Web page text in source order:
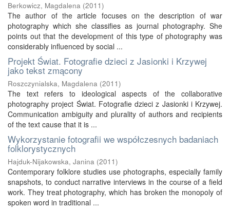
Berkowicz, Magdalena (2011)
The author of the article focuses on the description of war
photography which she classifies as journal photography. She
points out that the development of this type of photography was
considerably influenced by social ...
Projekt Świat. Fotografie dzieci z Jasionki i Krzywej
jako tekst zmącony
Roszczynialska, Magdalena (2011)
The text refers to ideological aspects of the collaborative
photography project Świat. Fotografie dzieci z Jasionki i Krzywej.
Communication ambiguity and plurality of authors and recipients
of the text cause that it is ...
Wykorzystanie fotografii we współczesnych badaniach
folklorystycznych
Hajduk-Nijakowska, Janina (2011)
Contemporary folklore studies use photographs, especially family
snapshots, to conduct narrative interviews in the course of a field
work. They treat photography, which has broken the monopoly of
spoken word in traditional ...